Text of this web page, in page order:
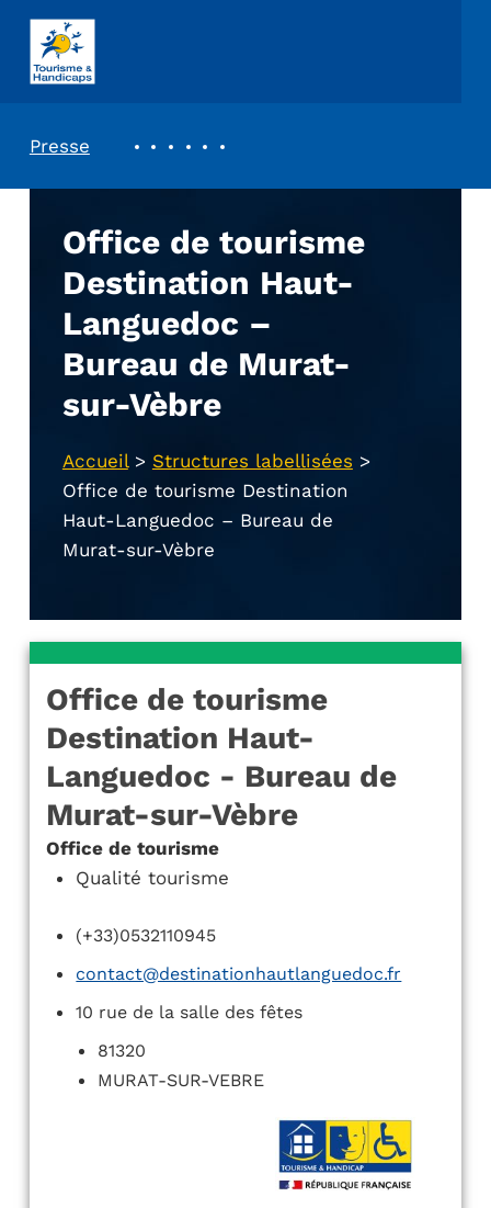
ASSOCIATION TOURISME ET HANDICAPS
Presse
Office de tourisme
Destination Haut-
Languedoc –
Bureau de Murat-
sur-Vèbre
Accueil> Structures labellisées >
Office de tourisme Destination
Haut-Languedoc – Bureau de
Murat-sur-Vèbre
Office de tourisme
Destination Haut-
Languedoc - Bureau de
Murat-sur-Vèbre
Office de tourisme
Qualité tourisme
(+33)0532110945
contact@destinationhautlanguedoc.fr
10 rue de la salle des fêtes
81320
MURAT-SUR-VEBRE